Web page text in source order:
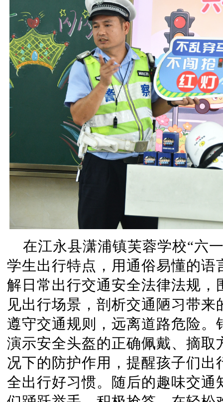
在江永县潇浦镇芙蓉学校“六
学生出行特点，用通俗易懂的
解日常出行交通安全法律法规
见出行场景，剖析交通陋习带
遵守交通规则，远离道路危险
演示安全头盔的正确佩戴、摘
况下的防护作用，提醒孩子们
全出行好习惯。随后的趣味交